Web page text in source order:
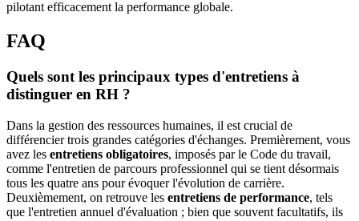
pilotant efficacement la performance globale.
FAQ
Quels sont les principaux types d'entretiens à
distinguer en RH ?
Dans la gestion des ressources humaines, il est crucial de
différencier trois grandes catégories d'échanges. Premièrement, vous
avez les entretiens obligatoires, imposés par le Code du travail,
comme l'entretien de parcours professionnel qui se tient désormais
tous les quatre ans pour évoquer l'évolution de carrière.
Deuxièmement, on retrouve les entretiens de performance, tels
que l'entretien annuel d'évaluation ; bien que souvent facultatifs, ils